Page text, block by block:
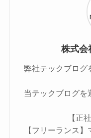
株式会
弊社テックブログ
当テックブログを
【正
【フリーランス